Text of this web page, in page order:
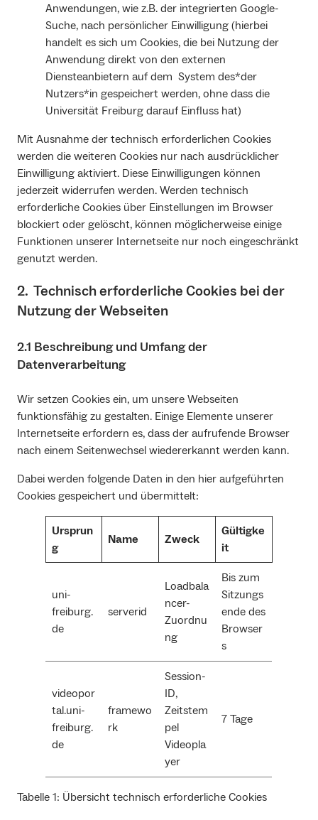
Anwendungen, wie z.B. der integrierten Google-
Suche, nach persönlicher Einwilligung (hierbei
handelt es sich um Cookies, die bei Nutzung der
Anwendung direkt von den externen
Diensteanbietern auf dem System des*der
Nutzers*in gespeichert werden, ohne dass die
Universität Freiburg darauf Einfluss hat)
Mit Ausnahme der technisch erforderlichen Cookies
werden die weiteren Cookies nur nach ausdrücklicher
Einwilligung aktiviert. Diese Einwilligungen können
jederzeit widerrufen werden. Werden technisch
erforderliche Cookies über Einstellungen im Browser
blockiert oder gelöscht, können möglicherweise einige
Funktionen unserer Internetseite nur noch eingeschränkt
genutzt werden.
2. Technisch erforderliche Cookies bei der
Nutzung der Webseiten
2.1 Beschreibung und Umfang der
Datenverarbeitung
Wir setzen Cookies ein, um unsere Webseiten
funktionsfähig zu gestalten. Einige Elemente unserer
Internetseite erfordern es, dass der aufrufende Browser
nach einem Seitenwechsel wiedererkannt werden kann.
Dabei werden folgende Daten in den hier aufgeführten
Cookies gespeichert und übermittelt:
Ursprun
g
Name Zweck
Gültigke
it
uni-
freiburg.
de
serverid
Loadbala
ncer-
Zuordnu
ng
Bis zum
Sitzungs
ende des
Browser
s
videopor
tal.uni-
freiburg.
de
framewo
rk
Session-
ID,
Zeitstem
pel
Videopla
yer
7 Tage
Tabelle 1: Übersicht technisch erforderliche Cookies